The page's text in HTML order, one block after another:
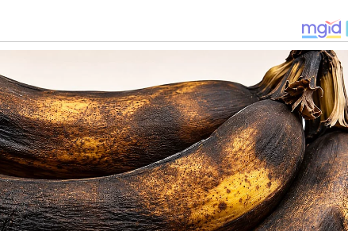
kapal ke Universiti Nevada di Amerika Syarikat bagi
dijadikan bahan penyelidikan.
Abdul Karim berkata, pihak Universiti Nevada
kemudiannya menghantar tulang terbabit ke
Universiti Florida yang turut berminat melakukan
penyelidikan ke atas tulang berkenaan dan
kemudian terus menyimpannya selepas selesai
penyelidikan itu.